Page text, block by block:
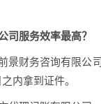
司服务效率最高？
景财务咨询有限公
内拿到证件。